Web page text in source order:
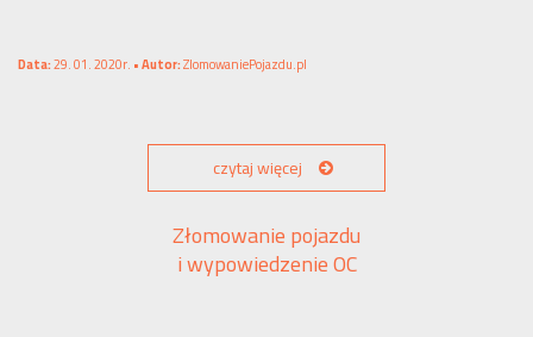
Data:29. 01. 2020r. •Autor:ZlomowaniePojazdu.pl
czytaj więcej
Złomowanie pojazdu
i wypowiedzenie OC